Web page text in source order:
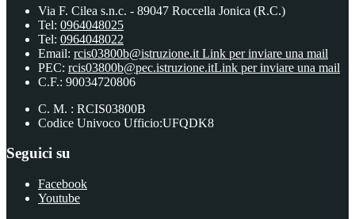
Via F. Cilea s.n.c. - 89047 Roccella Jonica (R.C.)
Tel: 0964048025
Tel: 0964048022
Email: rcis03800b@istruzione.it Link per inviare una mail
PEC: rcis03800b@pec.istruzione.itLink per inviare una mail
C.F.: 90034720806
C. M. : RCIS03800B
Codice Univoco Ufficio:UFQDK8
Seguici su
Facebook
Youtube